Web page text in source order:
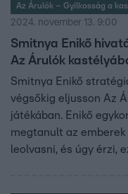
Az Árulók – Gyilkosság a
2024. november 13. 9:00
Smitnya Enikő
Az Árulók
Smitnya Enikő
végsőkig eljusson Az
játékában. Enikő
megtanult az
leolvasni, és úgy érzi,